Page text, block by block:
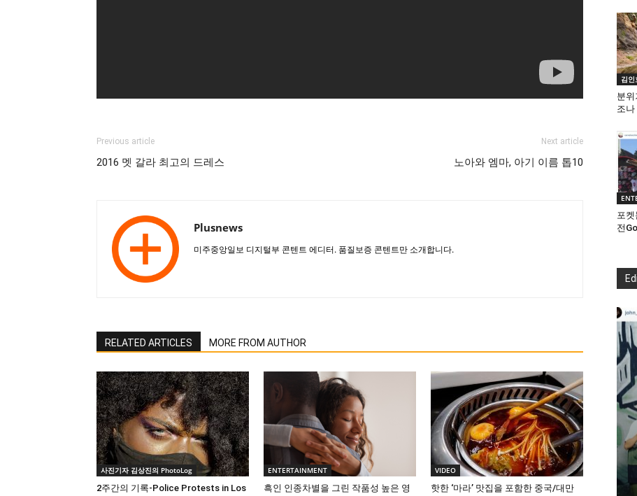
Previous article
2016 멧 갈라 최고의 드레스
Next article
노아와 엠마, 아기 이름 톱10
Plusnews
미주중앙일보 디지털부 콘텐트 에디터. 품질보증 콘텐트만 소개합니다.
RELATED ARTICLES MORE FROM AUTHOR
사진기자 김상진의 PhotoLog
2주간의 기록-Police Protests in Los
ENTERTAINMENT
흑인 인종차별을 그린 작품성 높은 영
VIDEO
핫한 ‘마라’ 맛집을 포함한 중국/대만
김
분위
조나
포켓
전